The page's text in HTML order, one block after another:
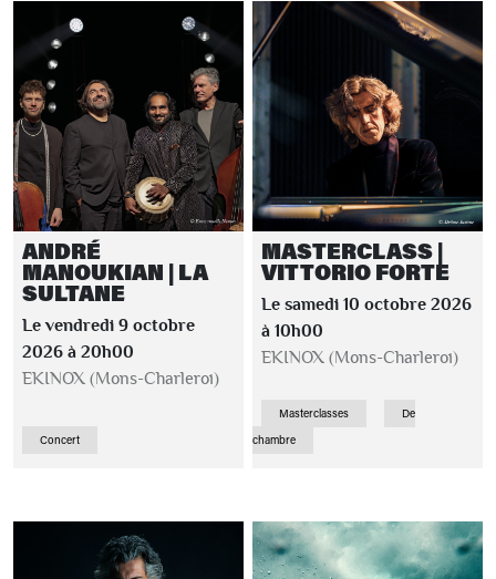
ANDRÉ
MANOUKIAN | LA
SULTANE
Le vendredi 9 octobre
2026 à 20h00
EKINOX (Mons-Charleroi)
Concert
MASTERCLASS |
VITTORIO FORTE
Le samedi 10 octobre 2026
à 10h00
EKINOX (Mons-Charleroi)
Masterclasses
De
chambre